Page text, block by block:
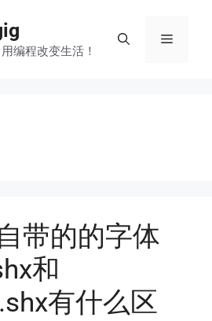
编程改变生活！
菜
带的的字体
和
有什么区